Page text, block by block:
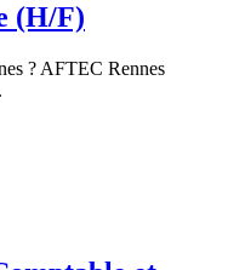
(H/F)
? AFTEC Rennes